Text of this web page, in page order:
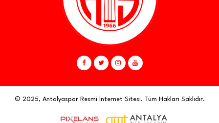
© 2025, Antalyaspor Resmi İnternet Sitesi. Tüm Hakları Saklıdır.